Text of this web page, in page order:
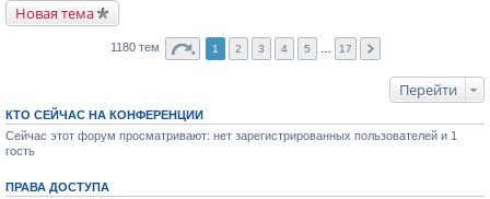
Новая тема
1180 тем 1 2 3 4 5 17
Перейти
КТО СЕЙЧАС НА КОНФЕРЕНЦИИ
Сейчас этот форум просматривают: нет зарегистрированных пользователей и 1
гость
ПРАВА ДОСТУПА